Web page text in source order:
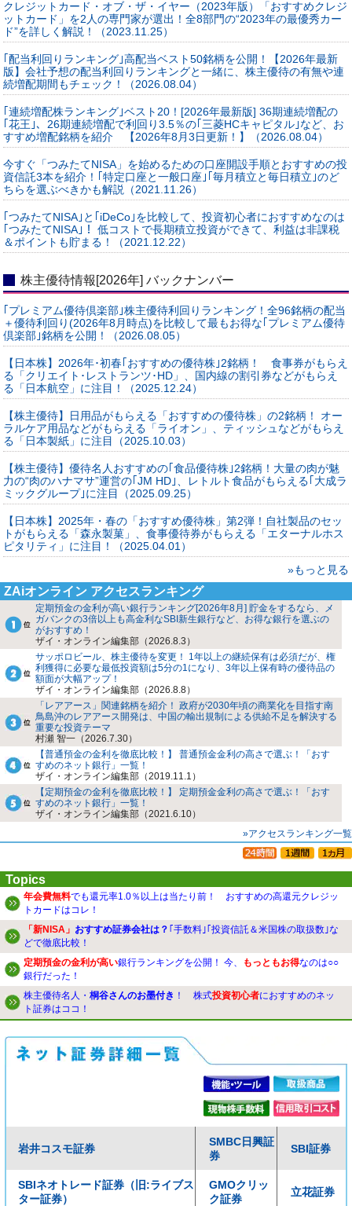
クレジットカード・オブ・ザ・イヤー（2023年版）「おすすめクレジ
ットカード」を2人の専門家が選出！全8部門の“2023年の最優秀カー
ド”を詳しく解説！（2023.11.25）
｢配当利回りランキング｣高配当ベスト50銘柄を公開！【2026年最新
版】会社予想の配当利回りランキングと一緒に、株主優待の有無や連
続増配期間もチェック！（2026.08.04）
｢連続増配株ランキング｣ベスト20！[2026年最新版] 36期連続増配の
｢花王｣、26期連続増配で利回り3.5％の｢三菱HCキャピタル｣など、お
すすめ増配銘柄を紹介 【2026年8月3日更新！】（2026.08.04）
今すぐ「つみたてNISA」を始めるための口座開設手順とおすすめの投
資信託3本を紹介！｢特定口座と一般口座｣｢毎月積立と毎日積立｣のど
ちらを選ぶべきかも解説（2021.11.26）
｢つみたてNISA｣と｢iDeCo｣を比較して、投資初心者におすすめなのは
｢つみたてNISA｣！ 低コストで長期積立投資ができて、利益は非課税
＆ポイントも貯まる！（2021.12.22）
株主優待情報[2026年] バックナンバー
｢プレミアム優待倶楽部｣株主優待利回りランキング！全96銘柄の配当
＋優待利回り(2026年8月時点)を比較して最もお得な｢プレミアム優待
倶楽部｣銘柄を公開！（2026.08.05）
【日本株】2026年･初春｢おすすめの優待株｣2銘柄！ 食事券がもらえ
る「クリエイト･レストランツ･HD」、国内線の割引券などがもらえ
る「日本航空」に注目！（2025.12.24）
【株主優待】日用品がもらえる「おすすめの優待株」の2銘柄！ オー
ラルケア用品などがもらえる「ライオン」、ティッシュなどがもらえ
る「日本製紙」に注目（2025.10.03）
【株主優待】優待名人おすすめの｢食品優待株｣2銘柄！大量の肉が魅
力の“肉のハナマサ”運営の｢JM HD｣、レトルト食品がもらえる｢大成ラ
ミックグループ｣に注目（2025.09.25）
【日本株】2025年・春の「おすすめ優待株」第2弾！自社製品のセッ
トがもらえる「森永製菓」、食事優待券がもらえる「エターナルホス
ピタリティ」に注目！（2025.04.01）
»もっと見る
ZAiオンライン アクセスランキング
定期預金の金利が高い銀行ランキング[2026年8月] 貯金をするなら、メ
ガバンクの3倍以上も高金利なSBI新生銀行など、お得な銀行を選ぶの
がおすすめ！
ザイ・オンライン編集部（2026.8.3）
サッポロビール、株主優待を変更！ 1年以上の継続保有は必須だが、権
利獲得に必要な最低投資額は5分の1になり、3年以上保有時の優待品の
額面が大幅アップ！
ザイ・オンライン編集部（2026.8.8）
「レアアース」関連銘柄を紹介！ 政府が2030年頃の商業化を目指す南
鳥島沖のレアアース開発は、中国の輸出規制による供給不足を解決する
重要な投資テーマ
村瀬 智一（2026.7.30）
【普通預金の金利を徹底比較！】 普通預金金利の高さで選ぶ！「おす
すめのネット銀行」一覧！
ザイ・オンライン編集部（2019.11.1）
【定期預金の金利を徹底比較！】 定期預金金利の高さで選ぶ！「おす
すめのネット銀行」一覧！
ザイ・オンライン編集部（2021.6.10）
»アクセスランキング一覧
Topics
年会費無料でも還元率1.0％以上は当たり前！ おすすめの高還元クレジッ
トカードはコレ！
「新NISA」 おすすめ証券会社は？ ｢手数料｣｢投資信託＆米国株の取扱数｣な
どで徹底比較！
定期預金の金利が高い銀行ランキングを公開！ 今、 もっともお得なのは○○
銀行だった！
株主優待名人・ 桐谷さんのお墨付き ！ 株式投資初心者におすすめのネッ
ト証券はココ！
岩井コスモ証券
SMBC日興証
券
SBI証券
SBIネオトレード証券（旧:ライブス
ター証券）
GMOクリッ
ク証券
立花証券